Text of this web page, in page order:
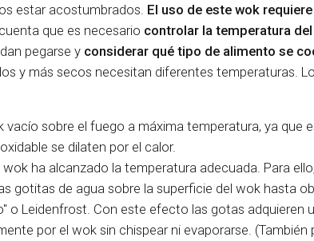
estar acostumbrados. El uso de este wok
que es necesario controlar la temperatura
pegarse y considerar qué tipo de alimento se
y más secos necesitan diferentes temperaturas.
vacío sobre el fuego a máxima temperatura, ya que
se dilaten por el calor.
ha alcanzado la temperatura adecuada. Para
gotitas de agua sobre la superficie del wok hasta
o Leidenfrost. Con este efecto las gotas adquieren
por el wok sin chispear ni evaporarse.